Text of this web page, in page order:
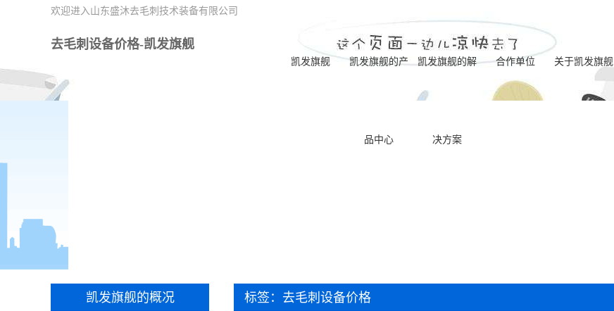
欢迎进入山东盛沐去毛刺技术装备有限公司
去毛刺设备价格-凯发旗舰
凯发旗舰 凯发旗舰的产
品中心
准机型
一体式电解成型
毛刺专用机床
一体式ecm去毛刺
凯发旗舰的解
决方案
合作单位 关于凯发旗舰
凯发旗舰的概况 标签：去毛刺设备价格